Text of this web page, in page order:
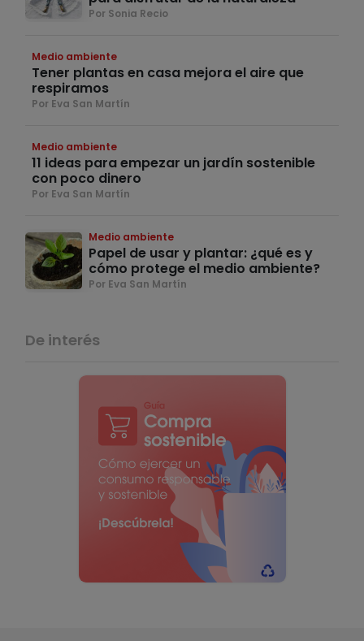
Por Sonia Recio
Medio ambiente
Tener plantas en casa mejora el aire que
respiramos
Por Eva San Martín
Medio ambiente
11 ideas para empezar un jardín sostenible
con poco dinero
Por Eva San Martín
Medio ambiente
Papel de usar y plantar: ¿qué es y
cómo protege el medio ambiente?
Por Eva San Martín
De interés